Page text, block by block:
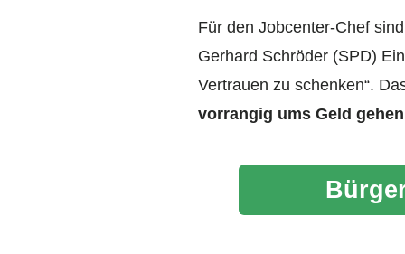
Für den Jobcenter-Chef
Gerhard Schröder (SPD)
Vertrauen zu schenken“.
vorrangig ums Geld